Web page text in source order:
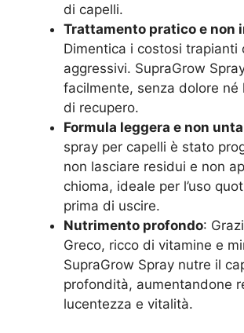
di capelli.
Trattamento pratico e non
Dimentica i costosi trapianti
aggressivi. SupraGrow
facilmente, senza dolore né
di recupero.
Formula leggera e non unta
spray per capelli è stato
non lasciare residui e non
chioma, ideale per l’uso
prima di uscire.
Nutrimento profondo:
Greco, ricco di vitamine e
SupraGrow Spray nutre il
profondità, aumentandone
lucentezza e vitalità.